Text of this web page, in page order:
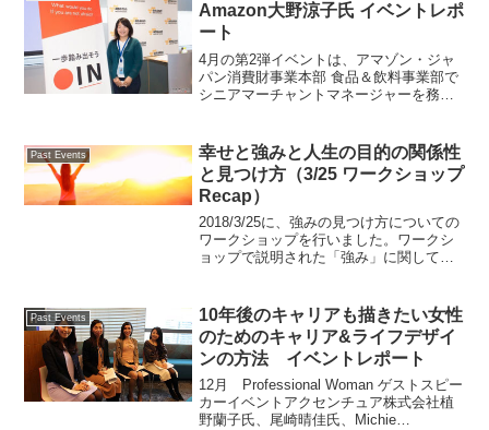
Amazon大野涼子氏 イベントレポ
ート
4月の第2弾イベントは、アマゾン・ジャ
パン消費財事業本部 食品＆飲料事業部で
シニアマーチャントマネージャーを務め
ンド・カンパニーに入社後、Apple Japan
を経て、...
Past Events
幸せと強みと人生の目的の関係性
と見つけ方（3/25 ワークショップ
Recap）
2018/3/25に、強みの見つけ方についての
ワークショップを行いました。ワークシ
ョップで説明された「強み」に関して、
ください！強みはあなたの根底にある直
観でわかるもので...
Past Events
10年後のキャリアも描きたい女性
のためのキャリア&ライフデザイ
ンの方法 イベントレポート
12月 Professional Woman ゲストスピー
カーイベントアクセンチュア株式会社植
野蘭子氏、尾崎晴佳氏、Michie